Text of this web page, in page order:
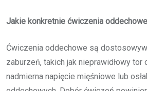
Jakie konkretnie ćwiczenia
Ćwiczenia oddechowe są
zaburzeń, takich jak nieprawidłowy tor
nadmierna napięcie mięśniowe lub